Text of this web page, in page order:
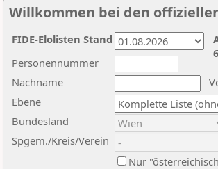
Willkommen bei den
Nachname
Ebene
Personennummer
Bundesland
Spgem./Kreis/Verein
Nur
FIDE-Elolisten Stand